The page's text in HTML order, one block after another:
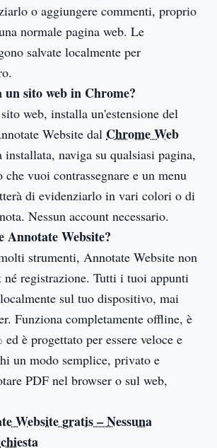
o aggiungere commenti, proprio
normale pagina web. Le
salvate localmente per
un sito web in Chrome?
web, installa un'estensione del
Website dal Chrome Web
installata, naviga su qualsiasi pagina,
che vuoi contrassegnare e un menu
di evidenziarlo in vari colori o di
Nessun account necessario.
Annotate Website?
strumenti, Annotate Website non
né registrazione. Tutti i tuoi appunti
sul tuo dispositivo, mai
Funziona completamente offline, è
è progettato per essere veloce e
un modo semplice, privato e
PDF nel browser o sul web,
Website gratis – Nessuna